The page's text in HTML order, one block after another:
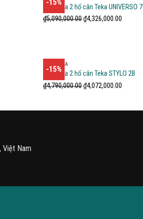
-15%
Chậu rửa 2 hố cân Teka UNIVERSO
₫5,090,000.00₫4,326,000.00
-15%
CHẬU RỬA
Chậu rửa 2 hố cân Teka STYLO 2B
₫4,790,000.00₫4,072,000.00
Việt Nam